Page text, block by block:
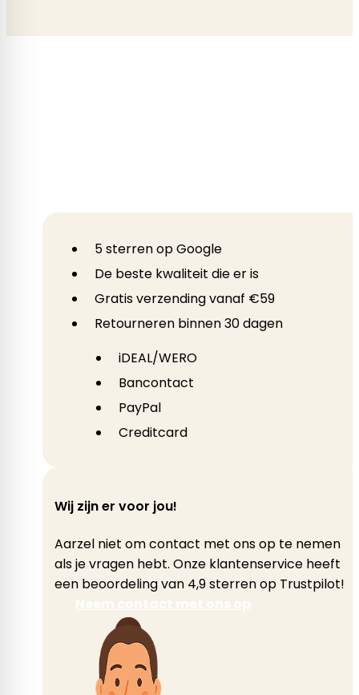
5 sterren op Google
De beste kwaliteit die er is
Gratis verzending vanaf €59
Retourneren binnen 30 dagen
iDEAL/WERO
Bancontact
PayPal
Creditcard
Wij zijn er voor jou!
Aarzel niet om contact met ons op te nemen
als je vragen hebt. Onze klantenservice heeft
een beoordeling van 4,9 sterren op Trustpilot!